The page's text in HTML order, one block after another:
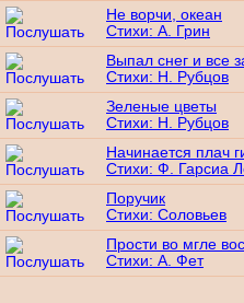
Не ворчи, океан
Стихи: А. Грин
Выпал снег и все
Стихи: Н. Рубцов
Зеленые цветы
Стихи: Н. Рубцов
Начинается плач
Стихи: Ф. Гарсиа
Поручик
Стихи: Соловьев
Прости во мгле
Стихи: А. Фет